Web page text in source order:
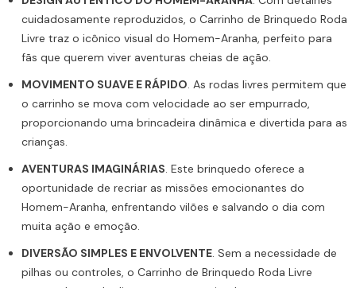
cuidadosamente reproduzidos, o Carrinho de Brinquedo Roda
Livre traz o icônico visual do Homem-Aranha, perfeito para
fãs que querem viver aventuras cheias de ação.
MOVIMENTO SUAVE E RÁPIDO. As rodas livres permitem que
o carrinho se mova com velocidade ao ser empurrado,
proporcionando uma brincadeira dinâmica e divertida para as
crianças.
AVENTURAS IMAGINÁRIAS. Este brinquedo oferece a
oportunidade de recriar as missões emocionantes do
Homem-Aranha, enfrentando vilões e salvando o dia com
muita ação e emoção.
DIVERSÃO SIMPLES E ENVOLVENTE. Sem a necessidade de
pilhas ou controles, o Carrinho de Brinquedo Roda Livre